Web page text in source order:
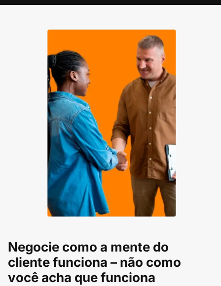
Negocie como a mente do
cliente funciona – não como
você acha que funciona